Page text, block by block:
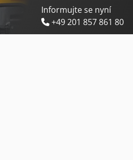
Informujte se nyní
+49 201 857 861 80